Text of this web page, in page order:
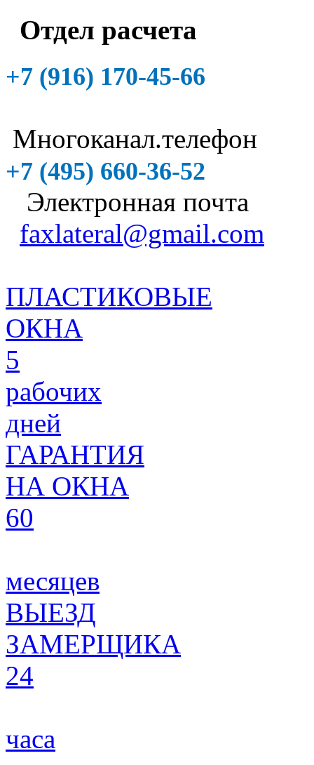
Отдел расчета
+7 (916) 170-45-66
Многоканал.телефон
+7 (495) 660-36-52
Электронная почта
faxlateral@gmail.com
ПЛАСТИКОВЫЕ
ОКНА
5
рабочих
дней
ГАРАНТИЯ
НА ОКНА
60
месяцев
ВЫЕЗД
ЗАМЕРЩИКА
24
часа